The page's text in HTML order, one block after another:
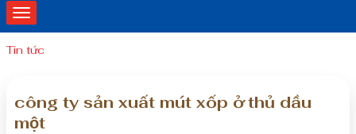
Tin tức
công ty sản xuất mút xốp ở thủ dầu
một